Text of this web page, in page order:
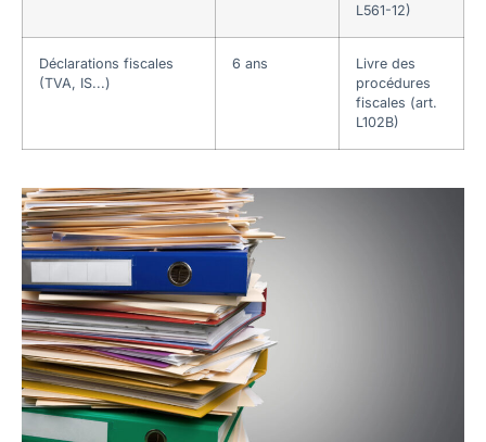
L561-12)
Déclarations fiscales
(TVA, IS...)
6 ans
Livre des
procédures
fiscales (art.
L102B)